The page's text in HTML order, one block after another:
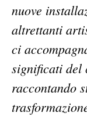
nuove
altrettanti
ci
significati del
raccontando